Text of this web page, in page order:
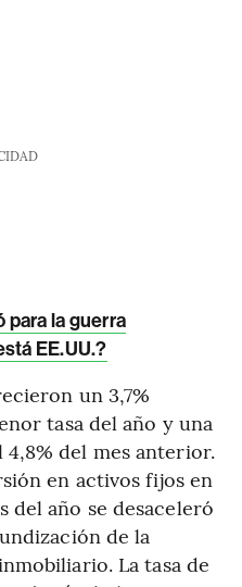
para la guerra
EE.UU.?
un 3,7%
tasa del año y una
del mes anterior.
en activos fijos en
del año se desaceleró
de la
La tasa de